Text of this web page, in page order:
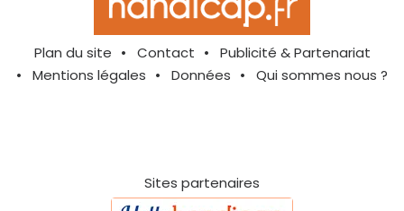
Plan du site Contact
Publicité & Partenariat
Mentions légales
Données Qui sommes nous ?
Sites partenaires